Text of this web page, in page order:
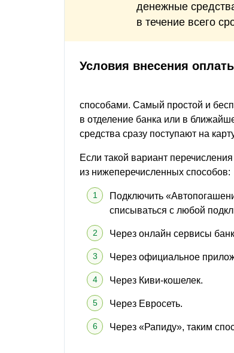
денежные
в течение всего
Условия внесения
способами. Самый простой и
в отделение банка или в
средства сразу поступают на
Если такой вариант
из нижеперечисленных способов:
Подключить
списываться с любой
Через онлайн сервисы
Через официальное
Через Киви-кошелек.
Через Евросеть.
Через «Рапиду», таким